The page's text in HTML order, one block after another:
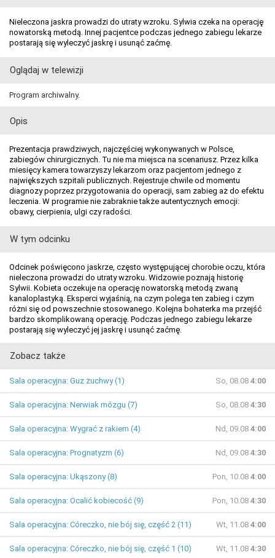
Nieleczona jaskra prowadzi do utraty wzroku. Sylwia czeka na operację
nowatorską metodą. Innej pacjentce podczas jednego zabiegu lekarze
postarają się wyleczyć jaskrę i usunąć zaćmę.
Oglądaj w telewizji
Program archiwalny.
Opis
Prezentacja prawdziwych, najczęściej wykonywanych w Polsce,
zabiegów chirurgicznych. Tu nie ma miejsca na scenariusz. Przez kilka
miesięcy kamera towarzyszy lekarzom oraz pacjentom jednego z
największych szpitali publicznych. Rejestruje chwile od momentu
diagnozy poprzez przygotowania do operacji, sam zabieg aż do efektu
leczenia. W programie nie zabraknie także autentycznych emocji:
obawy, cierpienia, ulgi czy radości.
W tym odcinku
Odcinek poświęcono jaskrze, często występującej chorobie oczu, która
nieleczona prowadzi do utraty wzroku. Widzowie poznają historię
Sylwii. Kobieta oczekuje na operację nowatorską metodą zwaną
kanaloplastyką. Eksperci wyjaśnią, na czym polega ten zabieg i czym
różni się od powszechnie stosowanego. Kolejna bohaterka ma przejść
bardzo skomplikowaną operację. Podczas jednego zabiegu lekarze
postarają się wyleczyć jej jaskrę i usunąć zaćmę.
Zobacz także
Sala operacyjna: Guz żuchwy (1) So, 08.08 4:00
Sala operacyjna: Nerwiak mózgu (7) So, 08.08 4:30
Sala operacyjna: Wygrać z rakiem (4) Nd, 09.08 4:00
Sala operacyjna: Prognatyzm (6) Nd, 09.08 4:30
Sala operacyjna: Ukąszony (8) Pon, 10.08 4:00
Sala operacyjna: Ocalić kobiecość (9) Pon, 10.08 4:30
Sala operacyjna: Córeczko, nie bój się, część 2 (11) Wt, 11.08 4:00
Sala operacyjna: Córeczko, nie bój się, część 1 (10) Wt, 11.08 4:30